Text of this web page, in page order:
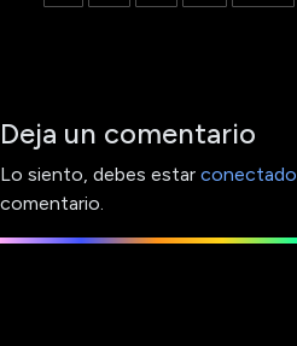
Deja un comentario
Lo siento, debes estar conectado
comentario.